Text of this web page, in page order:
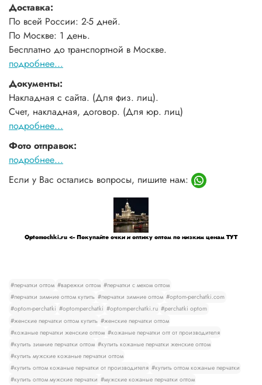
Доставка:
По всей России: 2-5 дней.
По Москве: 1 день.
Бесплатно до транспортной в Москве.
подробнее...
Документы:
Накладная с сайта. (Для физ. лиц).
Счет, накладная, договор. (Для юр. лиц)
подробнее...
Фото отправок:
подробнее...
Если у Вас остались вопросы, пишите нам:
Optomochki.ru <-- Покупайте очки и оптику оптом по низким ценам ТУТ
#перчатки оптом #варежки оптом #перчатки с мехом оптом
#перчатки зимние оптом купить #перчатки зимние оптом #optom-perchatki.com
#optom-perchatki #optomperchatki #optomperchatki.ru #perchatki optom
#женские перчатки оптом купить #женские перчатки оптом
#кожаные перчатки женские оптом #кожаные перчатки опт от производителя
#купить зимние перчатки оптом #купить кожаные перчатки женские оптом
#купить мужские кожаные перчатки оптом
#купить оптом кожаные перчатки от производителя #купить оптом кожаные перчатки
#купить оптом мужские перчатки #мужские кожаные перчатки оптом